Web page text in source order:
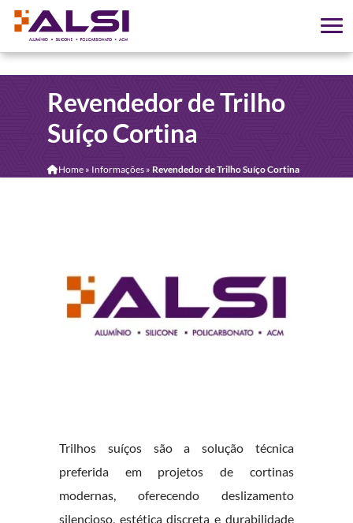
Revendedor de Trilho
Suíço Cortina
Home» Informações » Revendedor de Trilho Suíço Cortina
Trilhos suíços são a solução técnica
preferida em projetos de cortinas
modernas, oferecendo deslizamento
silencioso, estética discreta e durabilidade